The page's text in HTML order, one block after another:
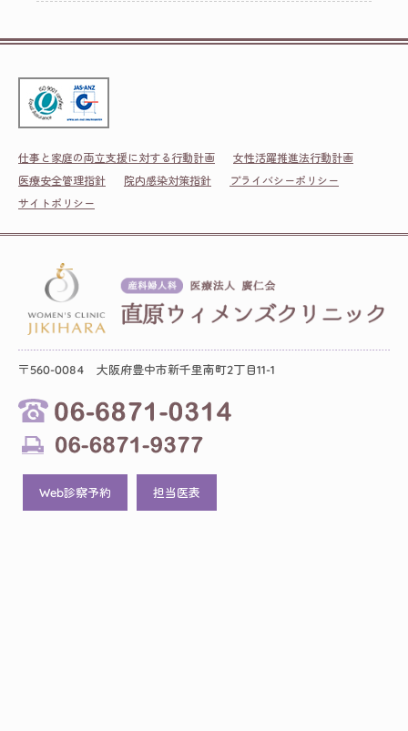
仕事と家庭の両立支援に対する行動計画
女性活躍推進法行動計画
医療安全管理指針
院内感染対策指針
プライバシーポリシー
サイトポリシー
〒560-0084 大阪府豊中市新千里南町2丁目11-1
Web診察予約 担当医表